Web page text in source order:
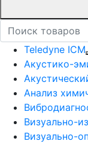
Teledyne ICM
Акустико-
Анализ
Визуально-
Визуально-